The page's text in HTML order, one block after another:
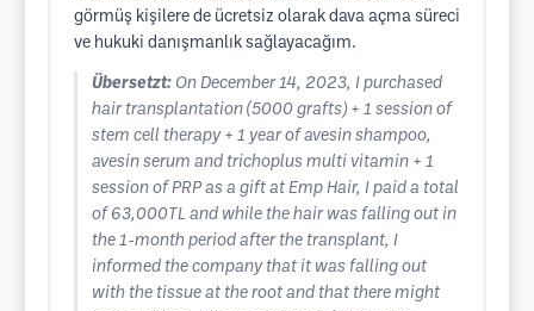
görmüş kişilere de ücretsiz olarak dava açma süreci
ve hukuki danışmanlık sağlayacağım.
Übersetzt: On December 14, 2023, I purchased
hair transplantation (5000 grafts) + 1 session of
stem cell therapy + 1 year of avesin shampoo,
avesin serum and trichoplus multi vitamin + 1
session of PRP as a gift at Emp Hair, I paid a total
of 63,000TL and while the hair was falling out in
the 1-month period after the transplant, I
informed the company that it was falling out
with the tissue at the root and that there might